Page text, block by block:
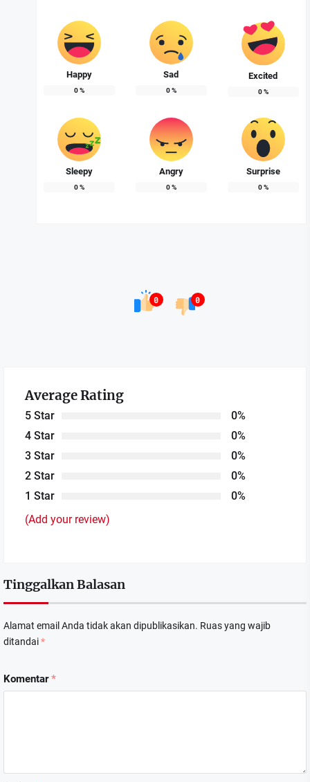
Happy
0%
Sad
0%
Excited
0%
Sleepy
0%
Angry
0%
Surprise
0%
0 0
Average Rating
5 Star
0%
4 Star
0%
3 Star
0%
2 Star
0%
1 Star
0%
(Add your review)
Tinggalkan Balasan
Alamat email Anda tidak akan dipublikasikan. Ruas yang wajib
ditandai*
Komentar*